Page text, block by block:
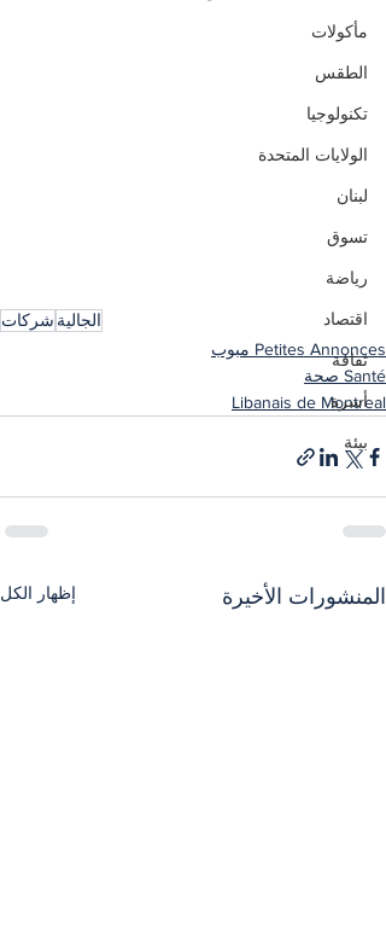
مأكولات
الطقس
تكنولوجيا
الولايات المتحدة
لبنان
تسوق
رياضة
اقتصاد
ثقافة
أسرة
بيئة
الجالية شركات
Petites Annonces مبوب
Santé صحة
Libanais de Montreal
المنشورات الأخيرة إظهار الكل